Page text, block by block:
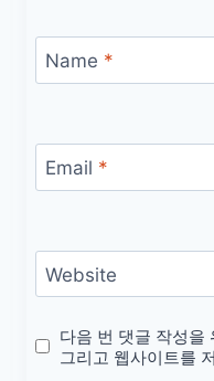
Name *
Email *
Website
다음 번 댓글 작성을
그리고 웹사이트를